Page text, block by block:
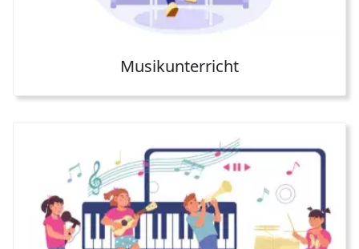
Musikunterricht